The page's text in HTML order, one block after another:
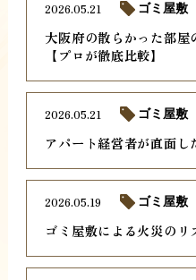
大阪府の散らかった部
【プロが徹底比較】
2026.05.21 ゴミ屋敷
アパート経営者が直面
2026.05.21 ゴミ屋敷
ゴミ屋敷による火災の
2026.05.19 ゴミ屋敷